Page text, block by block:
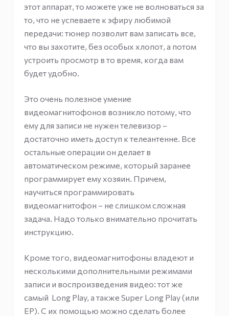
этот аппарат, то можете уже не волноваться за
то, что не успеваете к эфиру любимой
передачи: тюнер позволит вам записать все,
что вы захотите, без особых хлопот, а потом
устроить просмотр в то время, когда вам
будет удобно.
Это очень полезное умение
видеомагнитофонов возникло потому, что
ему для записи не нужен телевизор –
достаточно иметь доступ к телеантенне. Все
остальные операции он делает в
автоматическом режиме, который заранее
программирует ему хозяин. Причем,
научиться программировать
видеомагнитофон – не слишком сложная
задача. Надо только внимательно прочитать
инструкцию.
Кроме того, видеомагнитофоны владеют и
несколькими дополнительными режимами
записи и воспроизведения видео: тот же
самый Long Play, а также Super Long Play (или
EP). С их помощью можно сделать более